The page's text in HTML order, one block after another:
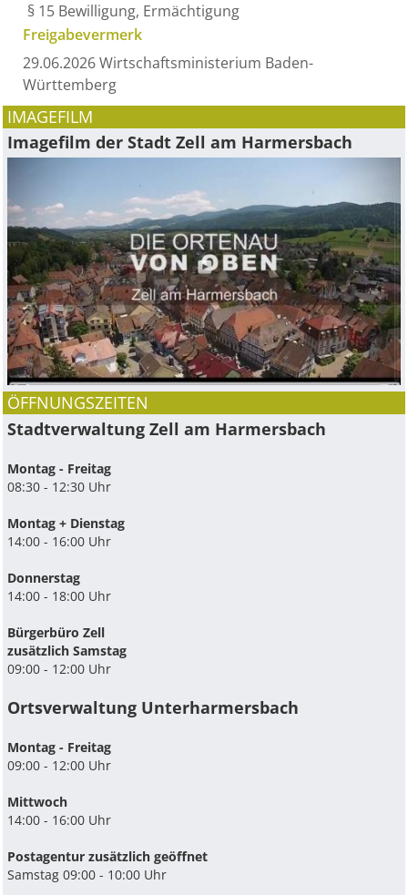
§ 15 Bewilligung, Ermächtigung
Freigabevermerk
29.06.2026 Wirtschaftsministerium Baden-
Württemberg
IMAGEFILM
Imagefilm der Stadt Zell am Harmersbach
ÖFFNUNGSZEITEN
Stadtverwaltung Zell am Harmersbach
Montag - Freitag
08:30 - 12:30 Uhr
Montag + Dienstag
14:00 - 16:00 Uhr
Donnerstag
14:00 - 18:00 Uhr
Bürgerbüro Zell
zusätzlich Samstag
09:00 - 12:00 Uhr
Ortsverwaltung Unterharmersbach
Montag - Freitag
09:00 - 12:00 Uhr
Mittwoch
14:00 - 16:00 Uhr
Postagentur zusätzlich geöffnet
Samstag 09:00 - 10:00 Uhr